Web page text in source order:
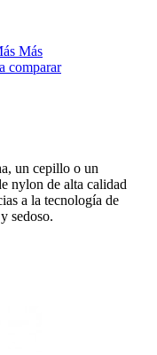
Más
comparar
un cepillo o un
nylon de alta calidad
a la tecnología de
sedoso.